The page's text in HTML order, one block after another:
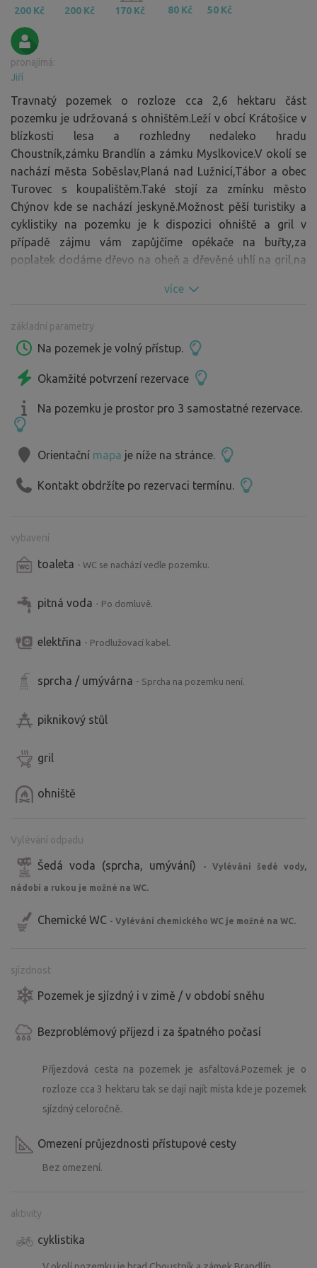
200 Kč 200 Kč 170 Kč 80 Kč 50 Kč
pronajímá:
Jiří
Travnatý pozemek o rozloze cca 2,6 hektaru část
pozemku je udržovaná s ohništěm.Leží v obcí Krátošice v
blízkosti lesa a rozhledny nedaleko hradu
Choustník,zámku Brandlín a zámku Myslkovice.V okolí se
nachází města Soběslav,Planá nad Lužnicí,Tábor a obec
Turovec s koupalištěm.Také stojí za zmínku město
Chýnov kde se nachází jeskyně.Možnost pěší turistiky a
cyklistiky na pozemku je k dispozici ohniště a gril v
případě zájmu vám zapůjčíme opékače na buřty,za
poplatek dodáme dřevo na oheň a dřevěné uhlí na gril,na
více
základní parametry
Na pozemek je volný přístup.
Okamžité potvrzení rezervace
Na pozemku je prostor pro 3 samostatné rezervace.
Orientační mapa je níže na stránce.
Kontakt obdržíte po rezervaci termínu.
vybavení
toaleta - WC se nachází vedle pozemku.
pitná voda - Po domluvě.
elektřina - Prodlužovací kabel.
sprcha / umývárna - Sprcha na pozemku není.
piknikový stůl
gril
ohniště
Vylévání odpadu
Šedá voda (sprcha, umývání) - Vylévání šedé vody,
nádobí a rukou je možné na WC.
Chemické WC - Vylévání chemického WC je možné na WC.
sjízdnost
Pozemek je sjízdný i v zimě / v období sněhu
Bezproblémový příjezd i za špatného počasí
Příjezdová cesta na pozemek je asfaltová.Pozemek je o
rozloze cca 3 hektaru tak se dají najít místa kde je pozemek
sjízdný celoročně.
Omezení průjezdnosti přístupové cesty
Bez omezení.
aktivity
cyklistika